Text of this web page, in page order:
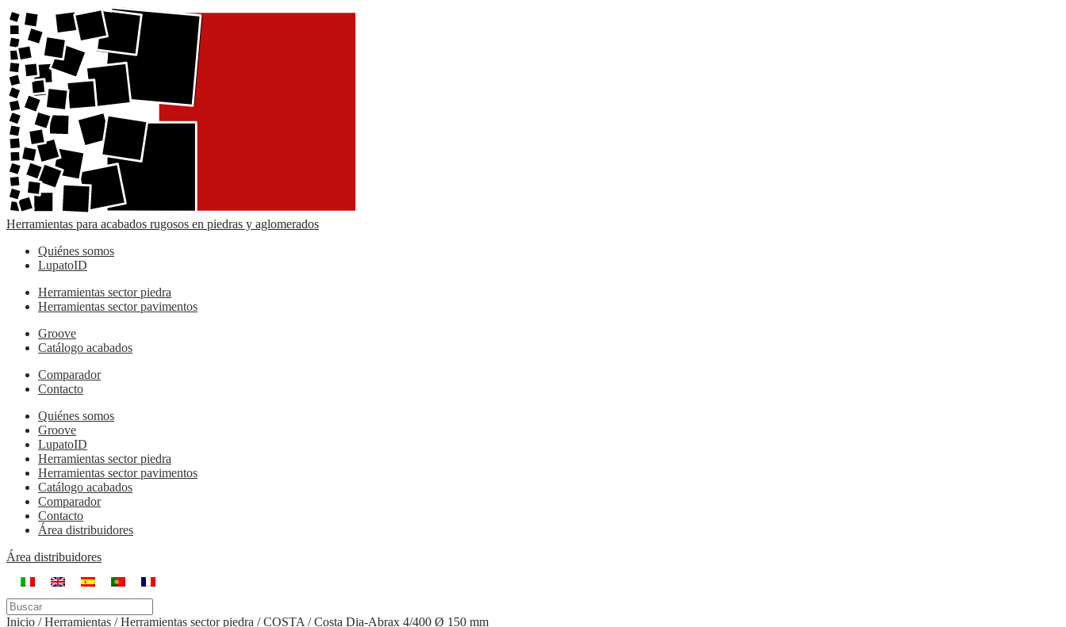
Herramientas para acabados rugosos en piedras y aglomerados
Quiénes somos
LupatoID
Herramientas sector piedra
Herramientas sector pavimentos
Groove
Catálogo acabados
Comparador
Contacto
Quiénes somos
Groove
LupatoID
Herramientas sector piedra
Herramientas sector pavimentos
Catálogo acabados
Comparador
Contacto
Área distribuidores
Área distribuidores
Inicio /Herramientas /Herramientas sector piedra /COSTA /Costa Dia-Abrax 4/400 Ø 150 mm